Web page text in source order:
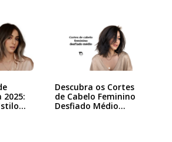
2025:
Descubra os Cortes
de Cabelo Feminino
Desfiado Médio…